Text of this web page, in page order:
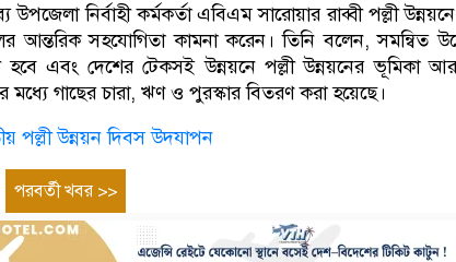
উপজেলা নির্বাহী কর্মকর্তা এবিএম সারোয়ার রাব্বী পল্লী
আন্তরিক সহযোগিতা কামনা করেন। তিনি বলেন, সমন্বিত
হবে এবং দেশের টেকসই উন্নয়নে পল্লী উন্নয়নের ভূমিকা
গাছের চারা, ঋণ ও পুরস্কার বিতরণ করা হয়েছে।
পল্লী উন্নয়ন দিবস উদযাপন
Previous
entry
পরবর্তী খবর >>